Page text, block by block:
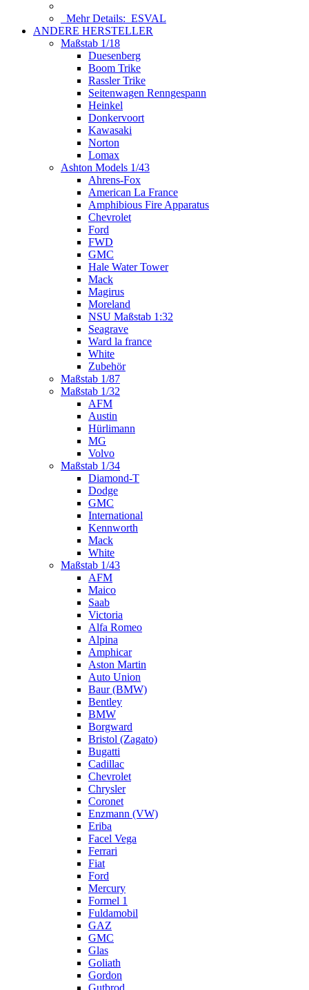
Mehr Details: ESVAL
ANDERE HERSTELLER
Maßstab 1/18
Duesenberg
Boom Trike
Rassler Trike
Seitenwagen Renngespann
Heinkel
Donkervoort
Kawasaki
Norton
Lomax
Ashton Models 1/43
Ahrens-Fox
American La France
Amphibious Fire Apparatus
Chevrolet
Ford
FWD
GMC
Hale Water Tower
Mack
Magirus
Moreland
NSU Maßstab 1:32
Seagrave
Ward la france
White
Zubehör
Maßstab 1/87
Maßstab 1/32
AFM
Austin
Hürlimann
MG
Volvo
Maßstab 1/34
Diamond-T
Dodge
GMC
International
Kennworth
Mack
White
Maßstab 1/43
AFM
Maico
Saab
Victoria
Alfa Romeo
Alpina
Amphicar
Aston Martin
Auto Union
Baur (BMW)
Bentley
BMW
Borgward
Bristol (Zagato)
Bugatti
Cadillac
Chevrolet
Chrysler
Coronet
Enzmann (VW)
Eriba
Facel Vega
Ferrari
Fiat
Ford
Mercury
Formel 1
Fuldamobil
GAZ
GMC
Glas
Goliath
Gordon
Gutbrod